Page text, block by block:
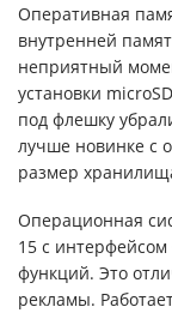
Оперативная
внутренней
неприятный
установки
под флешку
лучше новинке с
размер
Операционная
15 с
функций. Это
рекламы.